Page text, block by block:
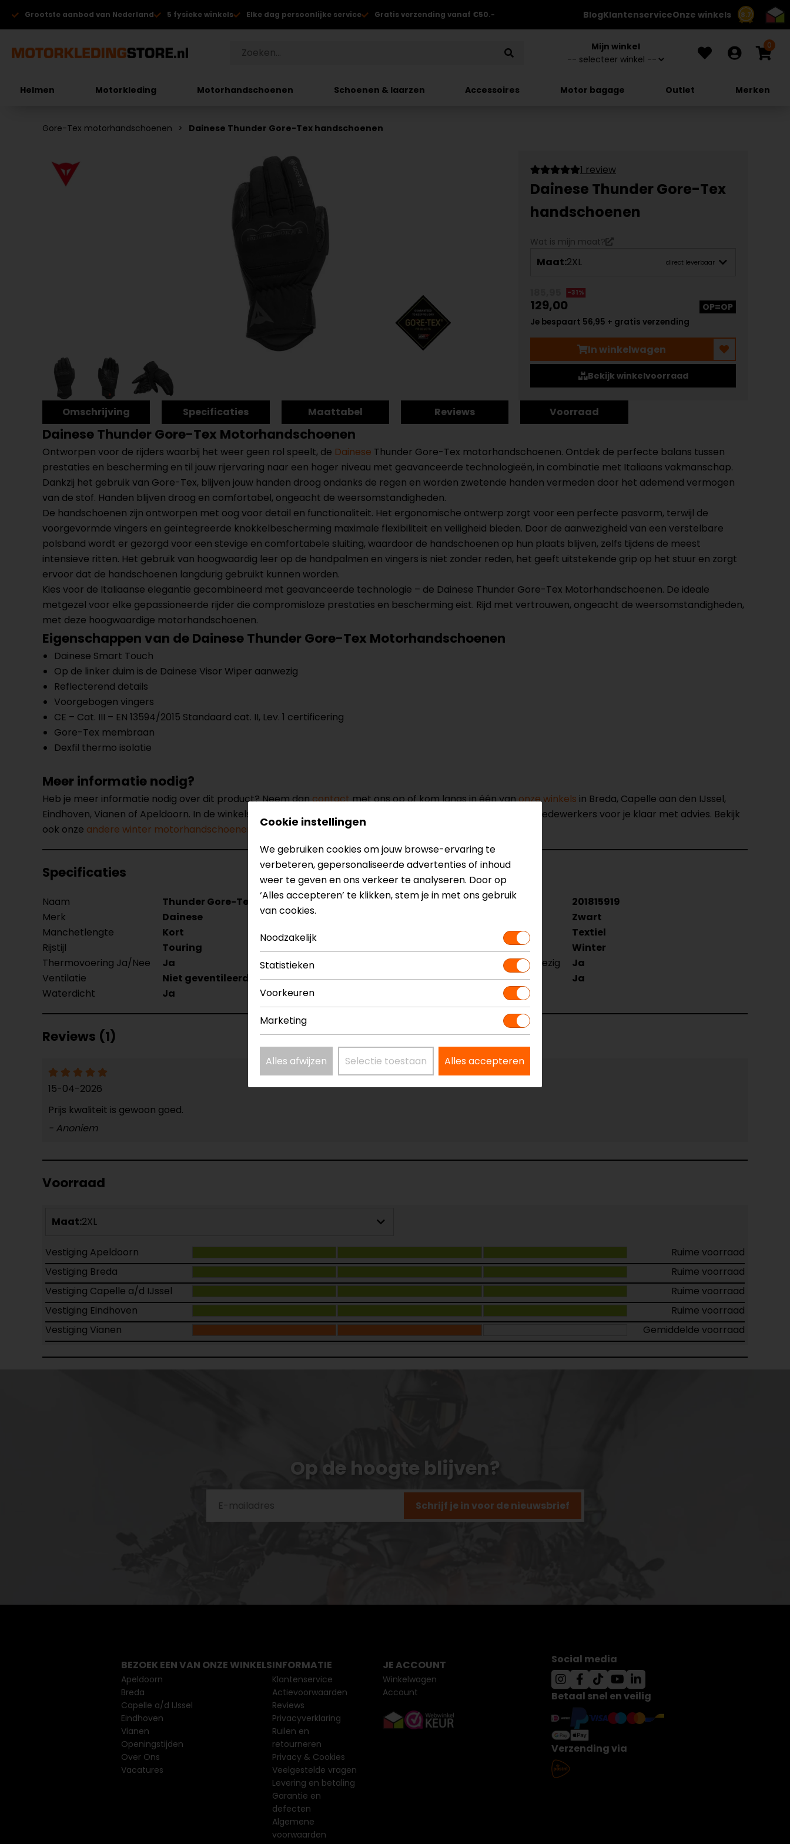
8.7
Grootste aanbod van Nederland 5 fysieke winkels Elke dag persoonlijke service Gratis verzending vanaf €50.- BlogKlantenserviceOnze winkels
Mijn winkel 0
Helmen Motorkleding Motorhandschoenen Schoenen & laarzen Accessoires Motor bagage Outlet Merken
Gore-Tex motorhandschoenen Dainese Thunder Gore-Tex handschoenen
1 review
Dainese Thunder Gore-Tex
handschoenen
Wat is mijn maat?
Maat:2XL direct leverbaar
-31%
129,00
Je bespaart 56,95 + gratis verzending
OP=OP
In winkelwagen
Bekijk winkelvoorraad
Omschrijving Specificaties Maattabel Reviews Voorraad
Dainese Thunder Gore-Tex Motorhandschoenen
Ontworpen voor de rijders waarbij het weer geen rol speelt, de Dainese Thunder Gore-Tex motorhandschoenen. Ontdek de perfecte balans tussen
prestaties en bescherming en til jouw rijervaring naar een hoger niveau met geavanceerde technologieën, in combinatie met Italiaans vakmanschap.
Dankzij het gebruik van Gore-Tex, blijven jouw handen droog ondanks de regen en worden zwetende handen vermeden door het ademend vermogen
van de stof. Handen blijven droog en comfortabel, ongeacht de weersomstandigheden.
De handschoenen zijn ontworpen met oog voor detail en functionaliteit. Het ergonomische ontwerp zorgt voor een perfecte pasvorm, terwijl de
voorgevormde vingers en geïntegreerde knokkelbescherming maximale flexibiliteit en veiligheid bieden. Door de aanwezigheid van een verstelbare
polsband wordt er gezorgd voor een stevige en comfortabele sluiting, waardoor de handschoenen op hun plaats blijven, zelfs tijdens de meest
intensieve ritten. Het gebruik van hoogwaardig leer op de handpalmen en vingers is niet zonder reden, het geeft uitstekende grip op het stuur en zorgt
ervoor dat de handschoenen langdurig gebruikt kunnen worden.
Kies voor de Italiaanse elegantie gecombineerd met geavanceerde technologie – de Dainese Thunder Gore-Tex Motorhandschoenen. De ideale
metgezel voor elke gepassioneerde rijder die compromisloze prestaties en bescherming eist. Rijd met vertrouwen, ongeacht de weersomstandigheden,
met deze hoogwaardige motorhandschoenen.
Eigenschappen van de Dainese Thunder Gore-Tex Motorhandschoenen
Dainese Smart Touch
Op de linker duim is de Dainese Visor Wiper aanwezig
Reflecterend details
Voorgebogen vingers
CE – Cat. III – EN 13594/2015 Standaard cat. II, Lev. 1 certificering
Gore-Tex membraan
Dexfil thermo isolatie
Meer informatie nodig?
Heb je meer informatie nodig over dit product? Neem dancontactmet ons op of kom langs in één vanonze winkels in Breda, Capelle aan den IJssel,
Eindhoven, Vianen of Apeldoorn. In de winkels kun je het product bekijken & passen en staan onze verkoopmedewerkers voor je klaar met advies. Bekijk
ook onze andere winter motorhandschoenen
Specificaties
Naam Thunder Gore-Tex handschoenen Model
201815919
Merk
Dainese
Zwart
Manchetlengte
Kort Materiaal
Textiel
Rijstijl
Touring Seizoen
Winter
Thermovoering Ja/Nee
Ja Touch tip aanwezig
Ja
Ventilatie
Niet geventileerd Vizier wisser
Ja
Waterdicht
Ja
Reviews (1)
15-04-2026
Prijs kwaliteit is gewoon goed.
- Anoniem
Voorraad
Maat:2XL
Vestiging Apeldoorn
Ruime voorraad
Vestiging Breda
Ruime voorraad
Vestiging Capelle a/d IJssel
Ruime voorraad
Vestiging Eindhoven
Ruime voorraad
Vestiging Vianen
Gemiddelde voorraad
Op de hoogte blijven?
Schrijf je in voor de nieuwsbrief
Cookie instellingen
We gebruiken cookies om jouw browse-ervaring te
verbeteren, gepersonaliseerde advertenties of inhoud
weer te geven en ons verkeer te analyseren. Door op
‘Alles accepteren’ te klikken, stem je in met ons gebruik
van cookies.
Noodzakelijk
Statistieken
Voorkeuren
Marketing
Alles afwijzen Selectie toestaan Alles accepteren
BEZOEK EEN VAN ONZE WINKELS
Apeldoorn
Breda
Capelle a/d IJssel
Eindhoven
Vianen
Openingstijden
Over Ons
Vacatures
INFORMATIE
Klantenservice
Actievoorwaarden
Reviews
Privacyverklaring
Ruilen en
retourneren
Privacy & Cookies
Veelgestelde vragen
Levering en betaling
Garantie en
defecten
Algemene
voorwaarden
JE ACCOUNT
Winkelwagen
Account
Social media
Betaal snel en veilig
Verzending via